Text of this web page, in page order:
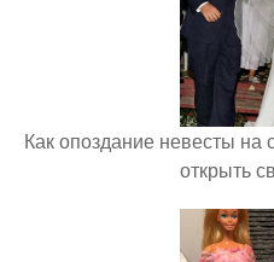
Как опоздание невесты на
открыть